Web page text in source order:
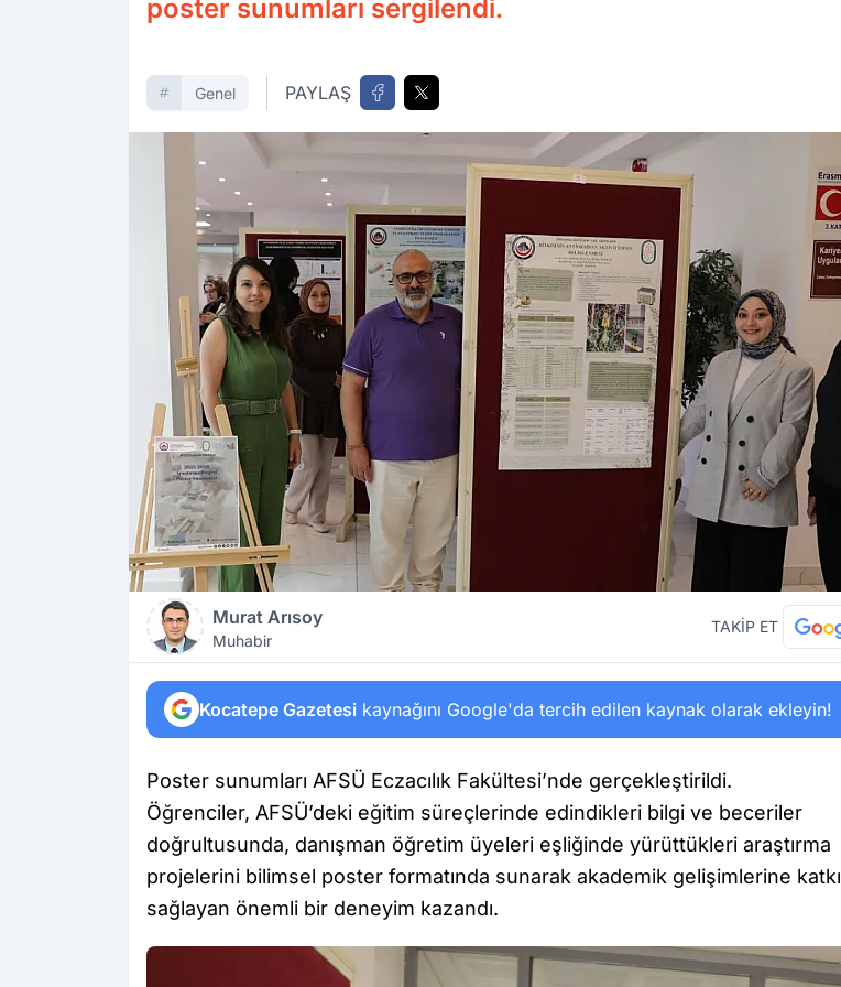
poster sunumları sergilendi.
Genel PAYLAŞ
Murat Arısoy
Muhabir
TAKİP ET
Kocatepe Gazetesi kaynağını Google'da tercih edilen kaynak olarak ekleyin!
Poster sunumları AFSÜ Eczacılık Fakültesi’nde gerçekleştirildi.
Öğrenciler, AFSÜ’deki eğitim süreçlerinde edindikleri bilgi ve beceriler
doğrultusunda, danışman öğretim üyeleri eşliğinde yürüttükleri araştırma
projelerini bilimsel poster formatında sunarak akademik gelişimlerine katkı
sağlayan önemli bir deneyim kazandı.